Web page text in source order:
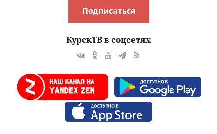
Подписаться
КурскТВ в соцсетях